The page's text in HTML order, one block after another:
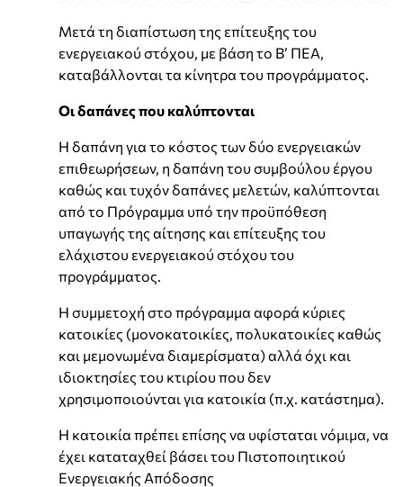
Μετά τη διαπίστωση της επίτευξης του
ενεργειακού στόχου, με βάση το Β’ ΠΕΑ,
καταβάλλονται τα κίνητρα του προγράμματος.
Οι δαπάνες που καλύπτονται
Η δαπάνη για το κόστος των δύο ενεργειακών
επιθεωρήσεων, η δαπάνη του συμβούλου έργου
καθώς και τυχόν δαπάνες μελετών, καλύπτονται
από το Πρόγραμμα υπό την προϋπόθεση
υπαγωγής της αίτησης και επίτευξης του
ελάχιστου ενεργειακού στόχου του
προγράμματος.
Η συμμετοχή στο πρόγραμμα αφορά κύριες
κατοικίες (μονοκατοικίες, πολυκατοικίες καθώς
και μεμονωμένα διαμερίσματα) αλλά όχι και
ιδιοκτησίες του κτιρίου που δεν
χρησιμοποιούνται για κατοικία (π.χ. κατάστημα).
Η κατοικία πρέπει επίσης να υφίσταται νόμιμα, να
έχει καταταχθεί βάσει του Πιστοποιητικού
Ενεργειακής Απόδοσης